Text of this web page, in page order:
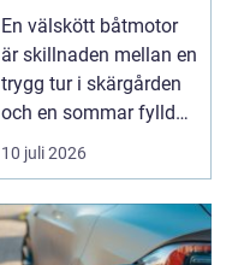
du hand om din
båtmotor på rätt
sätt
En välskött båtmotor
är skillnaden mellan en
trygg tur i skärgården
och en sommar fylld
av ofrivilli...
10 juli 2026